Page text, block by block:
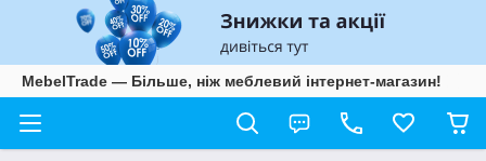
MebelTrade — Більше, ніж меблевий інтернет-магазин!